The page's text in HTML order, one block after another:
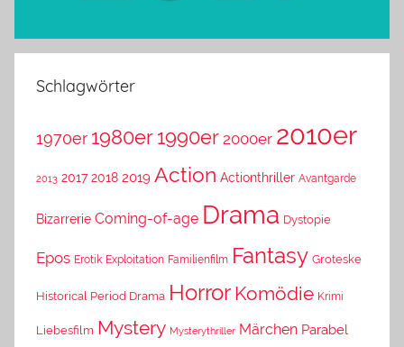
Schlagwörter
1970er 1980er 1990er 2000er 2010er
2013 2017 2018 2019 Action Actionthriller Avantgarde
Bizarrerie Coming-of-age Drama Dystopie
Epos Erotik Exploitation Familienfilm Fantasy Groteske
Historical Period Drama Horror Komödie Krimi
Liebesfilm Mystery Mysterythriller Märchen Parabel